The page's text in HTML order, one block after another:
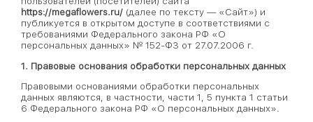
https://megaflowers.ru/ (далее по тексту — «Сайт») и
публикуется в открытом доступе в соответствиями с
требованиями Федерального закона РФ «О
персональных данных» № 152-ФЗ от 27.07.2006 г.
1. Правовые основания обработки персональных данных
Правовыми основаниями обработки персональных
данных являются, в частности, части 1, 5 пункта 1 статьи
6 Федерального закона РФ «О персональных данных».